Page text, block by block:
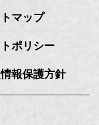
マップ
ポリシー
報保護方針